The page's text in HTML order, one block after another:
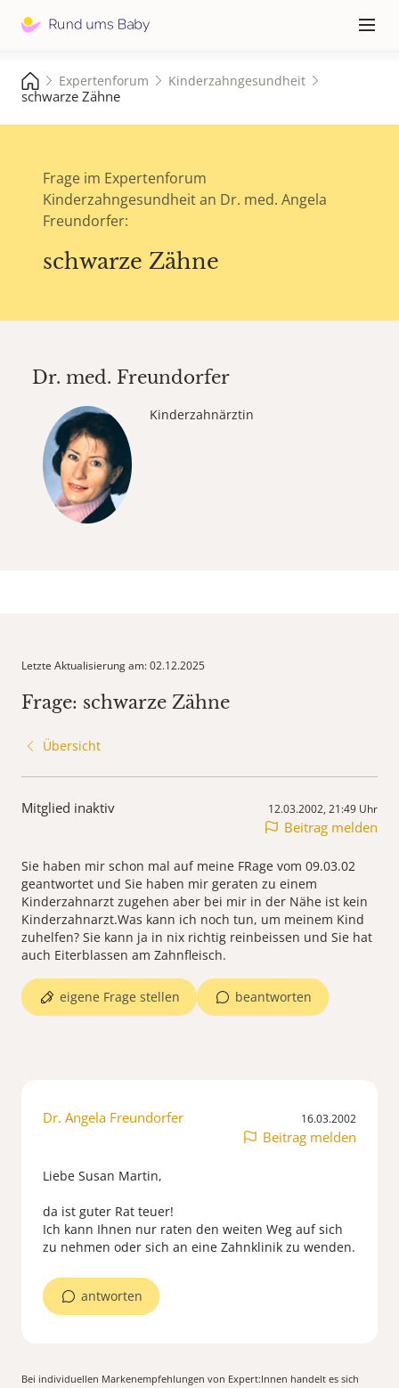
≡
Expertenforum Kinderzahngesundheit
schwarze Zähne
Frage im Expertenforum
Kinderzahngesundheit an Dr. med. Angela
Freundorfer:
schwarze Zähne
Dr. med. Freundorfer
Kinderzahnärztin
Letzte Aktualisierung am: 02.12.2025
Frage: schwarze Zähne
Übersicht
Mitglied inaktiv 12.03.2002, 21:49 Uhr
Beitrag melden
Sie haben mir schon mal auf meine FRage vom 09.03.02
geantwortet und Sie haben mir geraten zu einem
Kinderzahnarzt zugehen aber bei mir in der Nähe ist kein
Kinderzahnarzt.Was kann ich noch tun, um meinem Kind
zuhelfen? Sie kann ja in nix richtig reinbeissen und Sie hat
auch Eiterblassen am Zahnfleisch.
beantworten
eigene Frage stellen
Dr. Angela Freundorfer 16.03.2002
Beitrag melden
Liebe Susan Martin,
da ist guter Rat teuer!
Ich kann Ihnen nur raten den weiten Weg auf sich
zu nehmen oder sich an eine Zahnklinik zu wenden.
antworten
Bei individuellen Markenempfehlungen von Expert:Innen handelt es sich